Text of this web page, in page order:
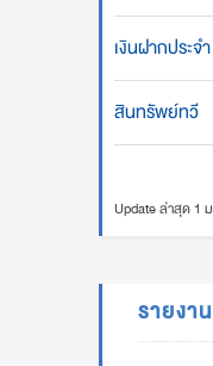
เงินฝากประจ
สินทรัพย์ทวี
Update ล่าสุด 1
รายงา